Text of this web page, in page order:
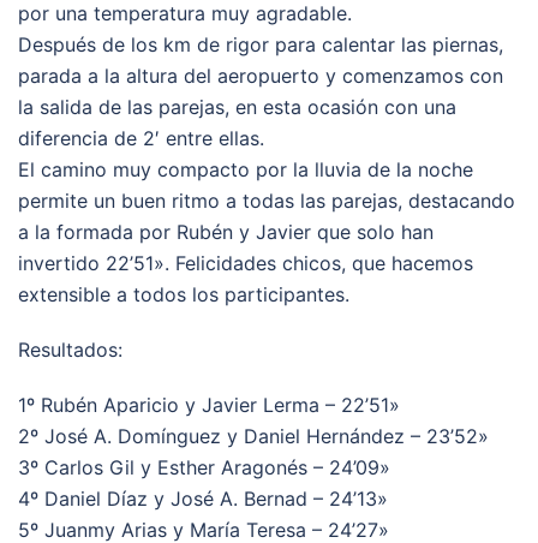
por una temperatura muy agradable.
Después de los km de rigor para calentar las piernas,
parada a la altura del aeropuerto y comenzamos con
la salida de las parejas, en esta ocasión con una
diferencia de 2′ entre ellas.
El camino muy compacto por la lluvia de la noche
permite un buen ritmo a todas las parejas, destacando
a la formada por Rubén y Javier que solo han
invertido 22’51». Felicidades chicos, que hacemos
extensible a todos los participantes.
Resultados:
1º Rubén Aparicio y Javier Lerma – 22’51»
2º José A. Domínguez y Daniel Hernández – 23’52»
3º Carlos Gil y Esther Aragonés – 24’09»
4º Daniel Díaz y José A. Bernad – 24’13»
5º Juanmy Arias y María Teresa – 24’27»